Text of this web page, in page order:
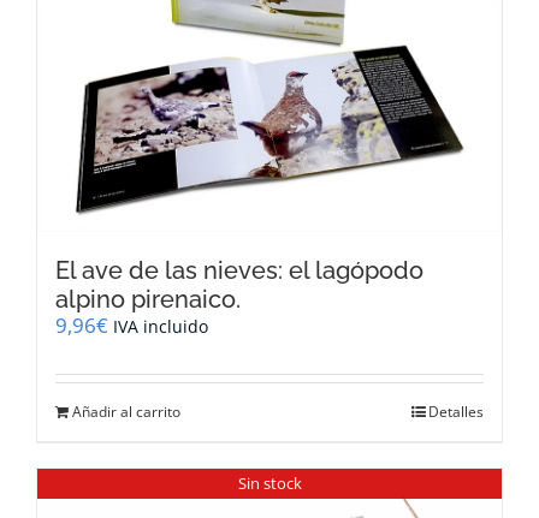
El ave de las nieves: el lagópodo
alpino pirenaico.
9,96€ IVA incluido
Añadir al carrito Detalles
Sin stock